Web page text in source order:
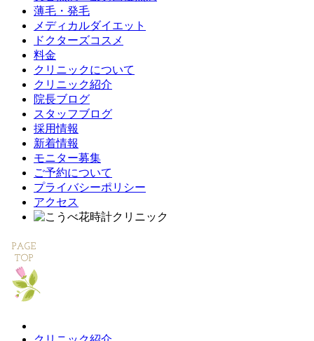
薄毛・発毛
メディカルダイエット
ドクターズコスメ
料金
クリニックについて
クリニック紹介
院長ブログ
スタッフブログ
採用情報
新着情報
モニター募集
ご予約について
プライバシーポリシー
アクセス